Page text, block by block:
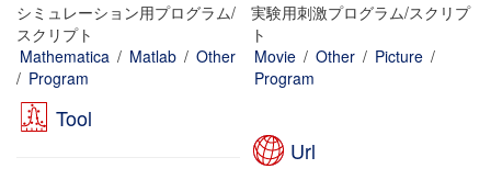
シミュレーション用プログラム/
スクリプト
Mathematica / Matlab / Other
/ Program
実験用刺激プログラム/スクリプ
ト
Movie / Other / Picture /
Program
Tool
Url